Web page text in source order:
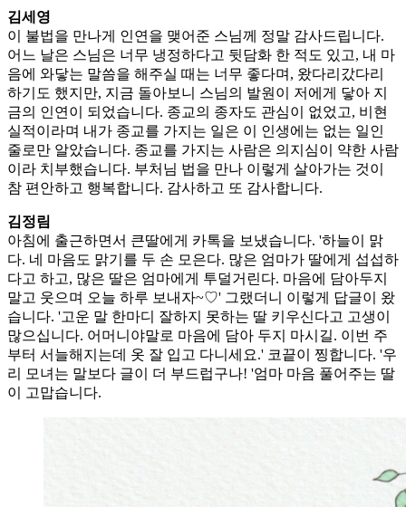
김세영
이 불법을 만나게 인연을 맺어준 스님께 정말 감사드립니다.
어느 날은 스님은 너무 냉정하다고 뒷담화 한 적도 있고, 내 마
음에 와닿는 말씀을 해주실 때는 너무 좋다며, 왔다리갔다리
하기도 했지만, 지금 돌아보니 스님의 발원이 저에게 닿아 지
금의 인연이 되었습니다. 종교의 종자도 관심이 없었고, 비현
실적이라며 내가 종교를 가지는 일은 이 인생에는 없는 일인
줄로만 알았습니다. 종교를 가지는 사람은 의지심이 약한 사람
이라 치부했습니다. 부처님 법을 만나 이렇게 살아가는 것이
참 편안하고 행복합니다. 감사하고 또 감사합니다.
김정림
아침에 출근하면서 큰딸에게 카톡을 보냈습니다. '하늘이 맑
다. 네 마음도 맑기를 두 손 모은다. 많은 엄마가 딸에게 섭섭하
다고 하고, 많은 딸은 엄마에게 투덜거린다. 마음에 담아두지
말고 웃으며 오늘 하루 보내자~♡' 그랬더니 이렇게 답글이 왔
습니다. '고운 말 한마디 잘하지 못하는 딸 키우신다고 고생이
많으십니다. 어머니야말로 마음에 담아 두지 마시길. 이번 주
부터 서늘해지는데 옷 잘 입고 다니세요.' 코끝이 찡합니다. '우
리 모녀는 말보다 글이 더 부드럽구나! '엄마 마음 풀어주는 딸
이 고맙습니다.